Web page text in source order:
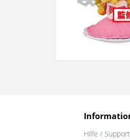
Hilfe / Support